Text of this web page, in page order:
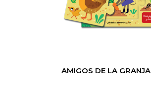
AMIGOS DE LA GRANJA